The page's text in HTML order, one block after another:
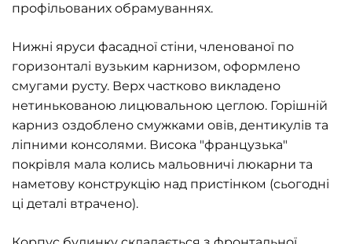
профільованих обрамуваннях.
Нижні яруси фасадної стіни, членованої по
горизонталі вузьким карнизом, оформлено
смугами русту. Верх частково викладено
нетинькованою лицювальною цеглою. Горішній
карниз оздоблено смужками овів, дентикулів та
ліпними консолями. Висока "французька"
покрівля мала колись мальовничі люкарни та
наметову конструкцію над пристінком (сьогодні
ці деталі втрачено).